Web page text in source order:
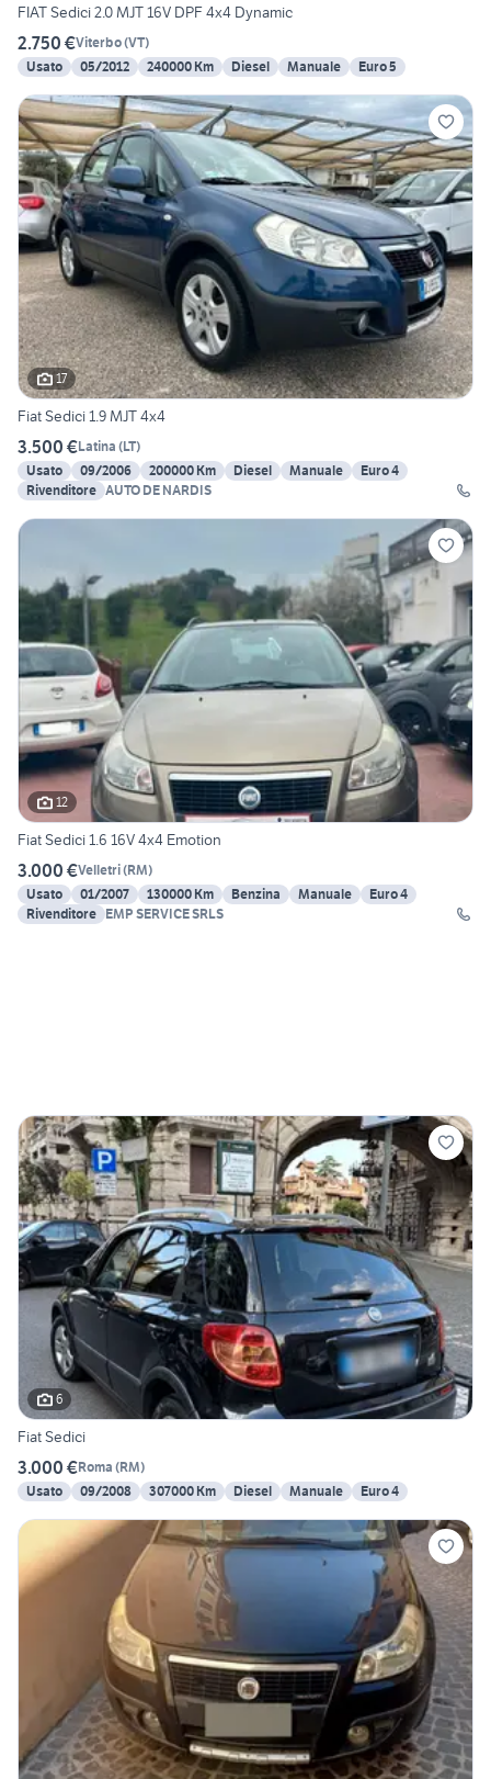
FIAT Sedici 2.0 MJT 16V DPF 4x4 Dynamic
2.750 €Viterbo(VT)
Usato
05/2012 240000 Km Diesel Manuale Euro 5
17
Fiat Sedici 1.9 MJT 4x4
3.500 €Latina (LT)
Usato
09/2006 200000 Km Diesel Manuale
Euro 4
Rivenditore AUTO DE NARDIS
12
Fiat Sedici 1.6 16V 4x4 Emotion
3.000 €Velletri(RM)
Usato
01/2007 130000 Km Benzina Manuale
Euro 4
Rivenditore EMP SERVICE SRLS
6
Fiat Sedici
3.000 €Roma (RM)
Usato
09/2008 307000 Km Diesel Manuale Euro 4